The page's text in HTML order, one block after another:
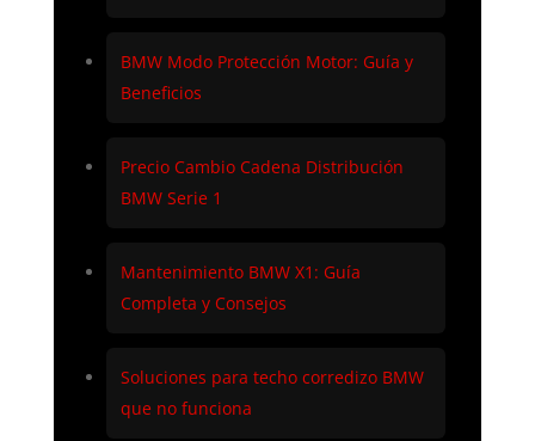
BMW Modo Protección Motor: Guía y
Beneficios
Precio Cambio Cadena Distribución
BMW Serie 1
Mantenimiento BMW X1: Guía
Completa y Consejos
Soluciones para techo corredizo BMW
que no funciona